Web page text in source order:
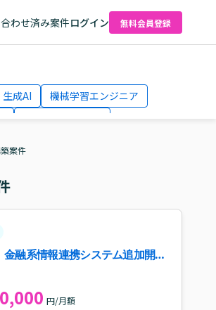
わせ済み案件ログイン 無料会員登録
生成AI
機械学習エンジニア
案件
融系情報連携システム追加開発
円/月額